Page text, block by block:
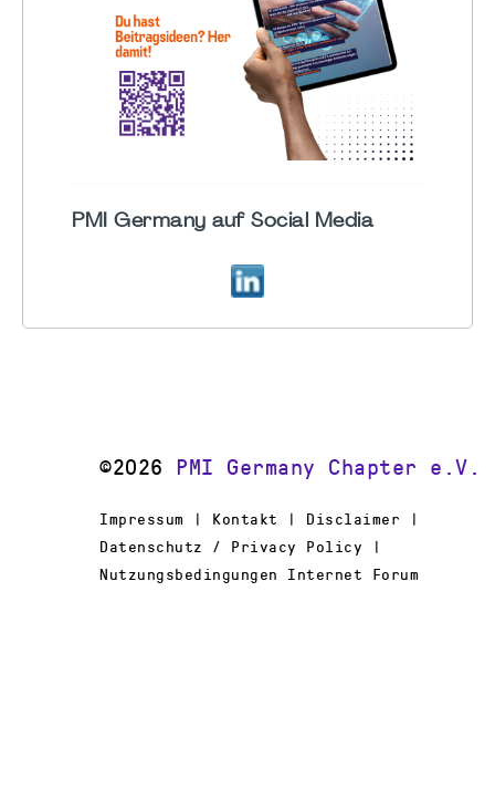
PMI Germany auf Social Media
©2026 PMI Germany Chapter e.V.
Impressum | Kontakt | Disclaimer |
Datenschutz / Privacy Policy |
Nutzungsbedingungen Internet Forum